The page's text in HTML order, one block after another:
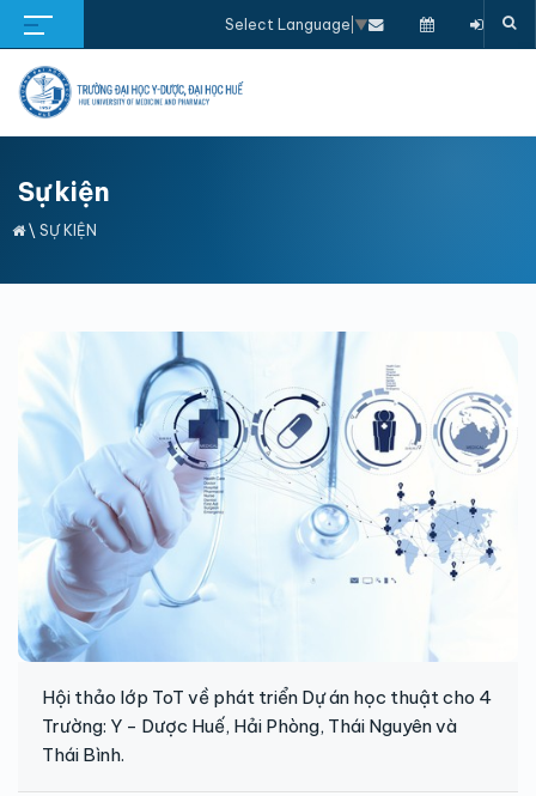
Select Language ▼
Sự kiện
\ SỰ KIỆN
Hội thảo lớp ToT về phát triển Dự án học thuật cho 4
Trường: Y - Dược Huế, Hải Phòng, Thái Nguyên và
Thái Bình.